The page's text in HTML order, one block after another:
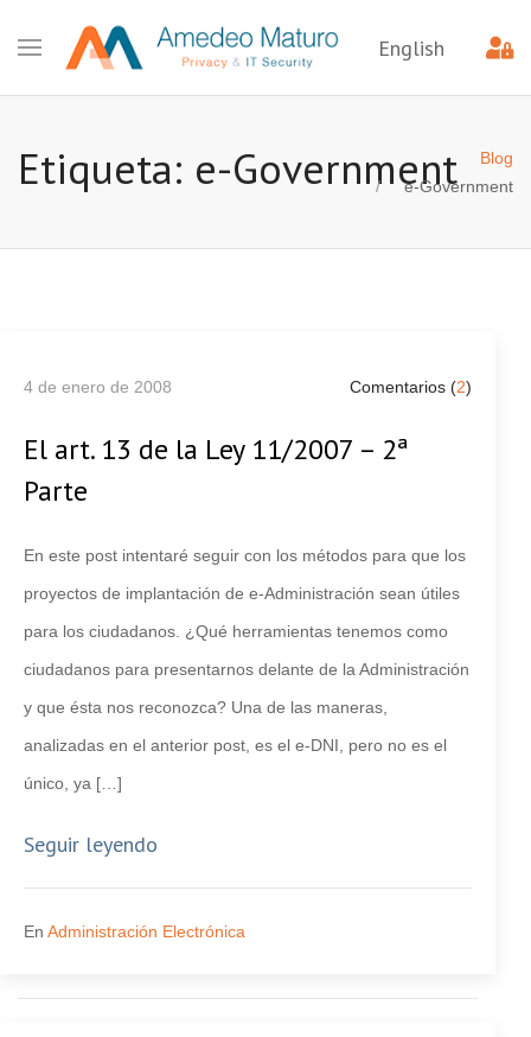
English
Etiqueta: e-Government
Blog
e-Government
4 de enero de 2008 Comentarios (2)
El art. 13 de la Ley 11/2007 – 2ª
Parte
En este post intentaré seguir con los métodos para que los
proyectos de implantación de e-Administración sean útiles
para los ciudadanos. ¿Qué herramientas tenemos como
ciudadanos para presentarnos delante de la Administración
y que ésta nos reconozca? Una de las maneras,
analizadas en el anterior post, es el e-DNI, pero no es el
único, ya […]
Seguir leyendo
En Administración Electrónica